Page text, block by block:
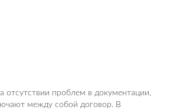
отсутствии проблем в документации,
между собой договор. В